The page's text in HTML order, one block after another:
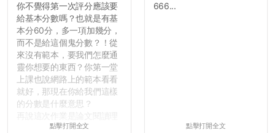
你不覺得第一次評分應該要
給基本分數嗎？也就是有基
本分60分，多一項加幾分，
而不是給這個鬼分數？！從
來沒有範本，要我們怎麼通
靈你想要的東西？你第一堂
上課也說網路上的範本看看
就好，那現在你給我們這樣
的分數是什麼意思？
再說這次作業是論文閱讀理
解與評論，既然已經寫下實
點擊打開全文
666...
點擊打開全文